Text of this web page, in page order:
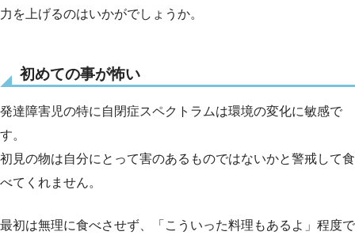
力を上げるのはいかがでしょうか。
初めての事が怖い
発達障害児の特に自閉症スペクトラムは環境の変化に敏感で
す。
初見の物は自分にとって害のあるものではないかと警戒して食
べてくれません。
最初は無理に食べさせず、「こういった料理もあるよ」程度で